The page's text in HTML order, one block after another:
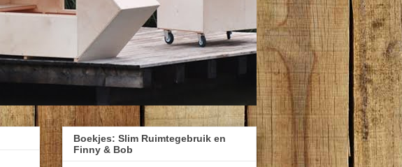
Boekjes: Slim Ruimtegebruik en
Finny & Bob